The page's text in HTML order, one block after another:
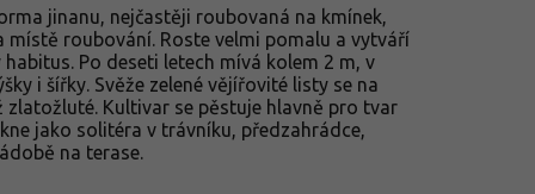
jinanu, nejčastěji roubovaná na kmínek,
místě roubování. Roste velmi pomalu a vytváří
Po deseti letech mívá kolem 2 m, v
i šířky. Svěže zelené vějířovité listy se na
Kultivar se pěstuje hlavně pro tvar
jako solitéra v trávníku, předzahrádce,
na terase.